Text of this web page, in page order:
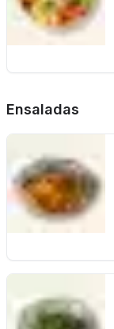
Ensaladas